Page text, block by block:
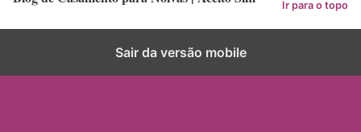
Ir para o topo
Sair da versão mobile